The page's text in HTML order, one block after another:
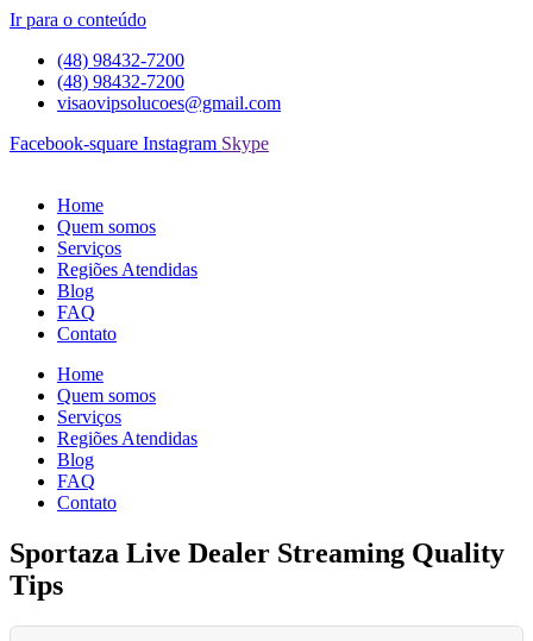
Ir para o conteúdo
(48) 98432-7200
(48) 98432-7200
visaovipsolucoes@gmail.com
Facebook-square Instagram Skype
Home
Quem somos
Serviços
Regiões Atendidas
Blog
FAQ
Contato
Home
Quem somos
Serviços
Regiões Atendidas
Blog
FAQ
Contato
Sportaza Live Dealer Streaming Quality
Tips